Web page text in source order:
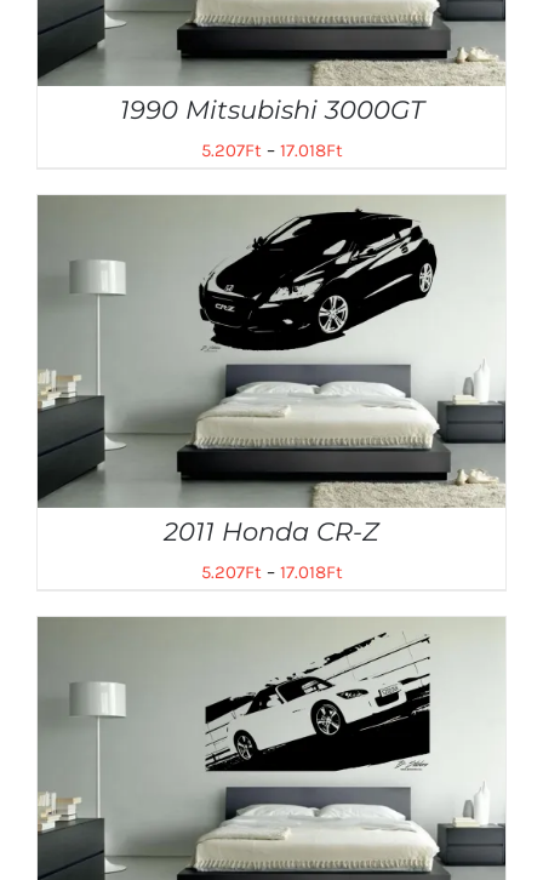
1990 Mitsubishi 3000GT
5.207Ft– 17.018Ft
2011 Honda CR-Z
5.207Ft– 17.018Ft